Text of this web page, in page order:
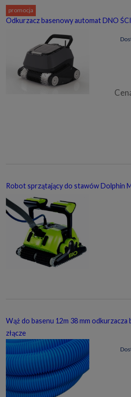
Odkurzacz basenowy automat DNO
promocja
Robot sprzątający do stawów Dolphin
Wąż do basenu 12m 38 mm
złącze